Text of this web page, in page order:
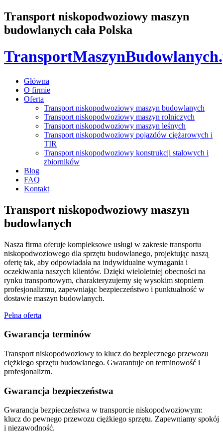
Transport niskopodwoziowy maszyn
budowlanych cała Polska
TransportMaszynBudowlanych
Główna
O firmie
Oferta
Transport niskopodwoziowy maszyn budowlanych
Transport niskopodwoziowy maszyn rolniczych
Transport niskopodwoziowy maszyn leśnych
Transport niskopodwoziowy pojazdów ciężarowych i
TIR
Transport niskopodwoziowy konstrukcji stalowych i
zbiorników
Blog
FAQ
Kontakt
Transport niskopodwoziowy maszyn
budowlanych
Nasza firma oferuje kompleksowe usługi w zakresie transportu
niskopodwoziowego dla sprzętu budowlanego, projektując naszą
ofertę tak, aby odpowiadała na indywidualne wymagania i
oczekiwania naszych klientów. Dzięki wieloletniej obecności na
rynku transportowym, charakteryzujemy się wysokim stopniem
profesjonalizmu, zapewniając bezpieczeństwo i punktualność w
dostawie maszyn budowlanych.
Pełna oferta
Gwarancja terminów
Transport niskopodwoziowy to klucz do bezpiecznego przewozu
ciężkiego sprzętu budowlanego. Gwarantuje on terminowość i
profesjonalizm.
Gwarancja bezpieczeństwa
Gwarancja bezpieczeństwa w transporcie niskopodwoziowym:
klucz do pewnego przewozu ciężkiego sprzętu. Zapewniamy spokój
i niezawodność.